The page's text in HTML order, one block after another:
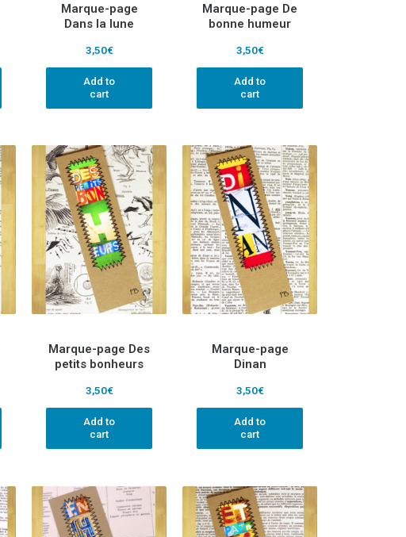
Marque-page
Dans la lune
3,50€
Add to
cart
Marque-page De
bonne humeur
3,50€
Add to
cart
Marque-page Des
petits bonheurs
3,50€
Add to
cart
Marque-page
Dinan
3,50€
Add to
cart